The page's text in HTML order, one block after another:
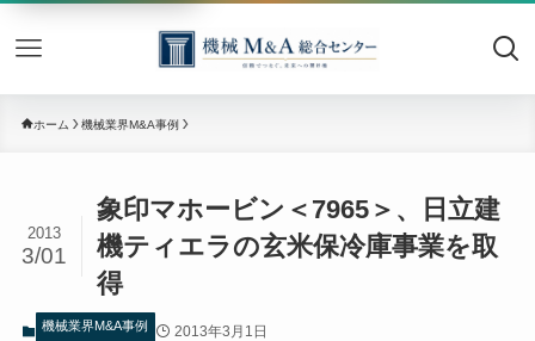
機械
ホーム 機械業界M&A事例
象印マホービン＜7965＞、日立建
機ティエラの玄米保冷庫事業を取
得
2013
3/01
機械業界M&A事例 2013年3月1日